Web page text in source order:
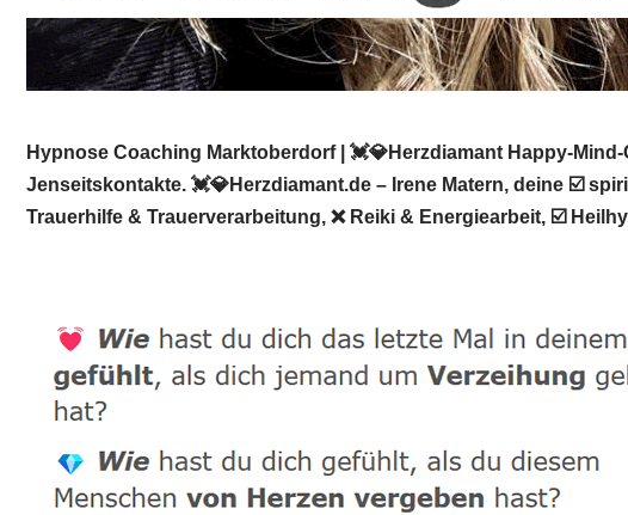
Hypnose Coaching Marktoberdorf | 💓️💎Herzdiamant Happy-
Jenseitskontakte. 💓️💎Herzdiamant.de – Irene Matern, deine ☑️
Trauerhilfe & Trauerverarbeitung, ❌ Reiki & Energiearbeit, ☑️